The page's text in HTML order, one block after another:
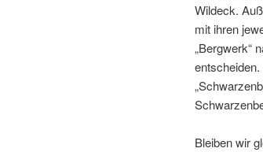
Wildeck.
mit ihren
„Bergwerk“
Bleiben wir